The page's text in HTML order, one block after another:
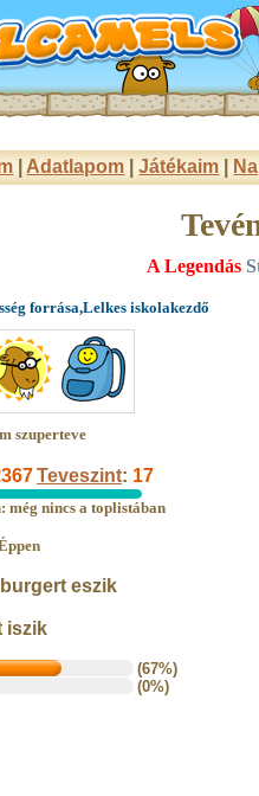
Adatlapom |Játékaim
A Legendás
forrása,Lelkes iskolakezdő
szuperteve
Teveszint: 17
még nincs a toplistában
eszik
iszik
(67%)
(0%)